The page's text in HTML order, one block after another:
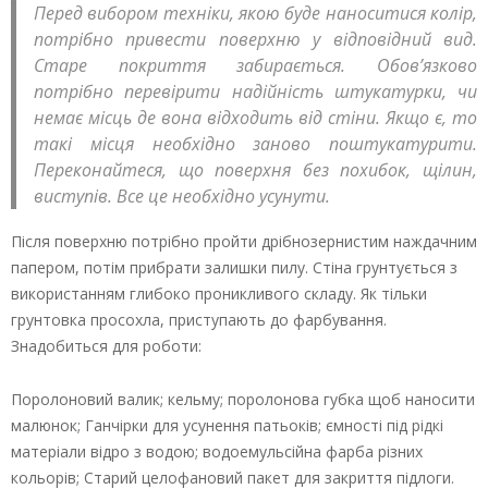
Перед вибором техніки, якою буде наноситися колір,
потрібно привести поверхню у відповідний вид.
Старе покриття забирається. Обов’язково
потрібно перевірити надійність штукатурки, чи
немає місць де вона відходить від стіни. Якщо є, то
такі місця необхідно заново поштукатурити.
Переконайтеся, що поверхня без похибок, щілин,
виступів. Все це необхідно усунути.
Після поверхню потрібно пройти дрібнозернистим наждачним
папером, потім прибрати залишки пилу. Стіна грунтується з
використанням глибоко проникливого складу. Як тільки
грунтовка просохла, приступають до фарбування.
Знадобиться для роботи:
Поролоновий валик; кельму; поролонова губка щоб наносити
малюнок; Ганчірки для усунення патьоків; ємності під рідкі
матеріали відро з водою; водоемульсійна фарба різних
кольорів; Старий целофановий пакет для закриття підлоги.